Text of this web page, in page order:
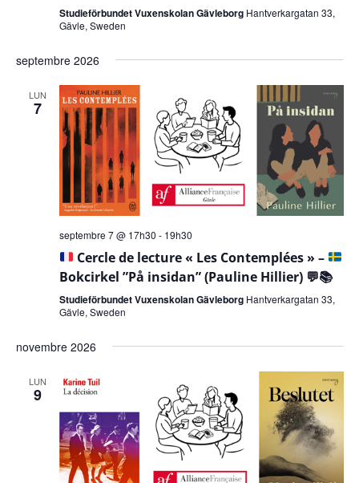
Studieförbundet Vuxenskolan Gävleborg Hantverkargatan 33,
Gävle, Sweden
septembre 2026
LUN
7
septembre 7 @ 17h30 - 19h30
Cercle de lecture « Les Contemplées » –
Bokcirkel ”På insidan” (Pauline Hillier) 💬📚
Studieförbundet Vuxenskolan Gävleborg Hantverkargatan 33,
Gävle, Sweden
novembre 2026
LUN
9